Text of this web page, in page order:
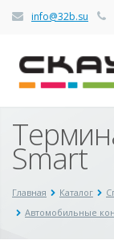
info@32b.su
Smart
Главная Каталог
Автомобильные